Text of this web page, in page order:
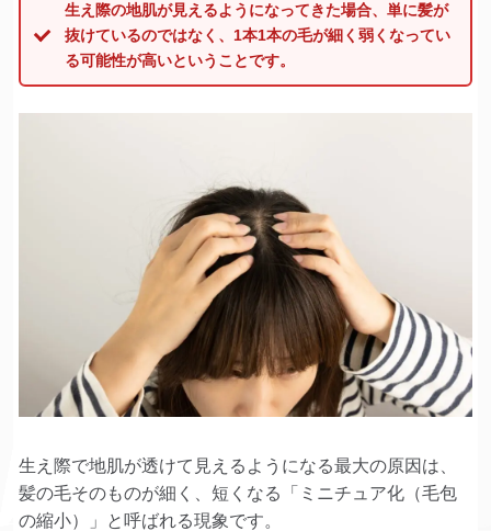
生え際の地肌が見えるようになってきた場合、単に髪が
抜けているのではなく、1本1本の毛が細く弱くなってい
る可能性が高いということです。
生え際で地肌が透けて見えるようになる最大の原因は、
髪の毛そのものが細く、短くなる「ミニチュア化（毛包
の縮小）」と呼ばれる現象です。